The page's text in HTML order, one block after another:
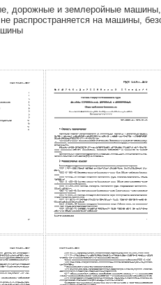
дорожные и землеройные
распространяется на машины,